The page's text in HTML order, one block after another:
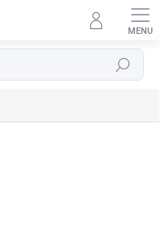
Hledat